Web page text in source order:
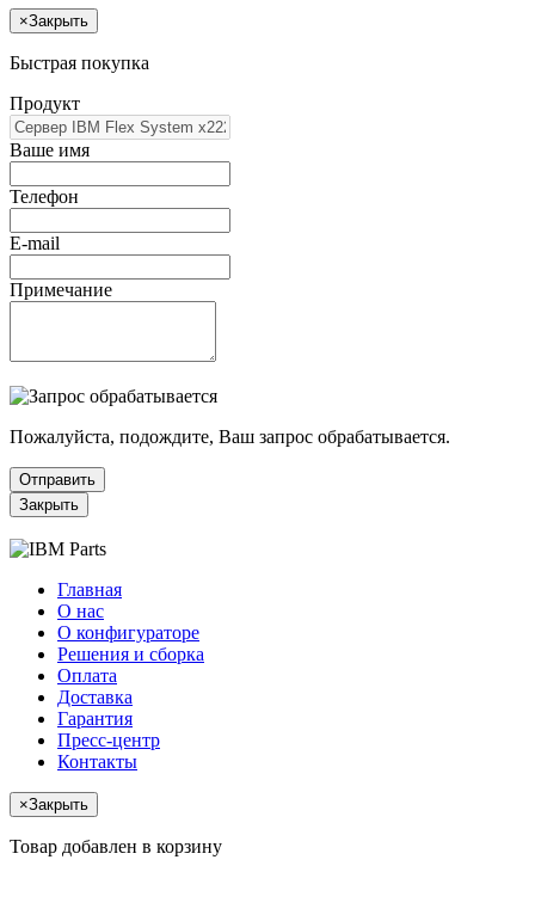
×Закрыть
Быстрая покупка
Продукт
Ваше имя
Телефон
E-mail
Примечание
Пожалуйста, подождите, Ваш запрос обрабатывается.
Отправить
Закрыть
Главная
О нас
О конфигураторе
Решения и сборка
Оплата
Доставка
Гарантия
Пресс-центр
Контакты
×Закрыть
Товар добавлен в корзину